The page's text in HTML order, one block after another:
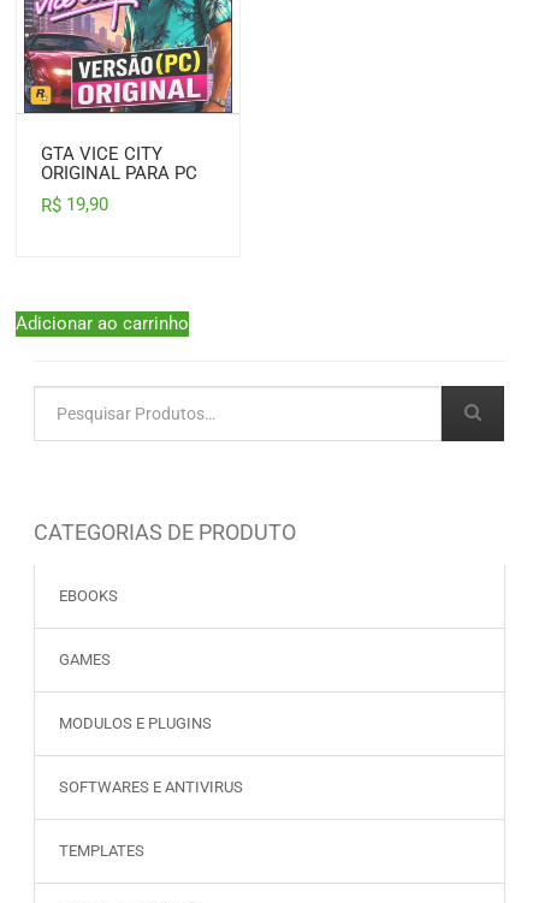
GTA VICE CITY
ORIGINAL PARA PC
R$ 19,90
Adicionar ao carrinho
CATEGORIAS DE PRODUTO
EBOOKS
GAMES
MODULOS E PLUGINS
SOFTWARES E ANTIVIRUS
TEMPLATES